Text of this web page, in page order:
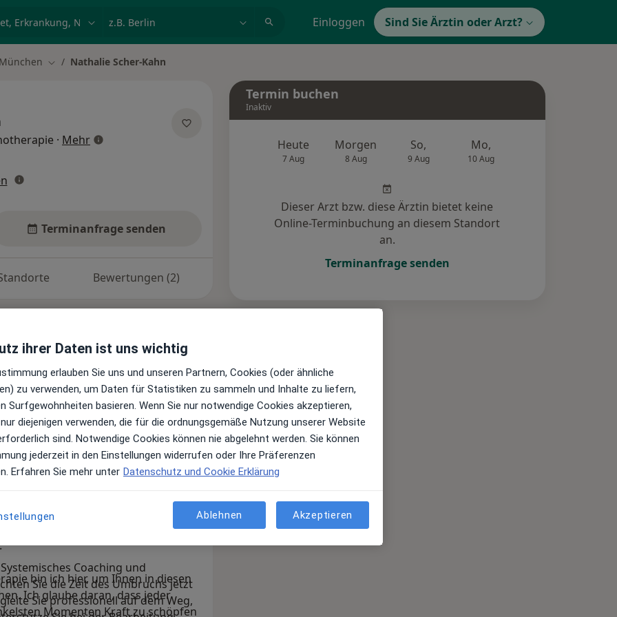
Einloggen Sind Sie Ärztin oder Arzt?
ändern
München Stadt ändern
Nathalie Scher-Kahn
· Mehrüber Spezialisierungen
Terminanfrage senden
Bewertungen (2)
Hier möchte ich Ihnen
vorstellen. In meiner Praxis
in München erhalten Sie die
die Lebensbereiche zu
sind. Ich sehe meine Aufgabe
die Sie benötigen, um Ihr Leben
Sie nach der Behandlung mit
dem Weg dorthin begleite ich Sie
Coaching und
Sie die Zeit des Umbruchs jetzt
Sie professionell auf dem Weg,
in die Enge treibt. Sei es nach
Geburt, einem tiefen
solchen Momenten können Ängste
bin ich hier, um Ihnen in diesen
Ich glaube daran, dass jeder
Momenten Kraft zu schöpfen
Termin buchen
Inaktiv
Heute
7 Aug
Morgen
8 Aug
So,
9 Aug
Mo,
10 Aug
Dieser Arzt bzw. diese Ärztin bietet keine
Online-Terminbuchung an diesem Standort
an.
Terminanfrage senden
ihrer Daten ist uns wichtig
erlauben Sie uns und unseren Partnern, Cookies (oder ähnliche
zu verwenden, um Daten für Statistiken zu sammeln und Inhalte zu liefern,
Surfgewohnheiten basieren. Wenn Sie nur notwendige Cookies akzeptieren,
diejenigen verwenden, die für die ordnungsgemäße Nutzung unserer Website
sind. Notwendige Cookies können nie abgelehnt werden. Sie können
jederzeit in den Einstellungen widerrufen oder Ihre Präferenzen
Erfahren Sie mehr unter Datenschutz und Cookie Erklärung
Ablehnen Akzeptieren